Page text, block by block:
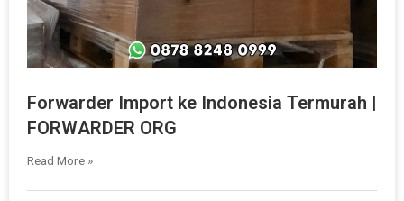
Forwarder Import ke Indonesia Termurah |
FORWARDER ORG
Read More »